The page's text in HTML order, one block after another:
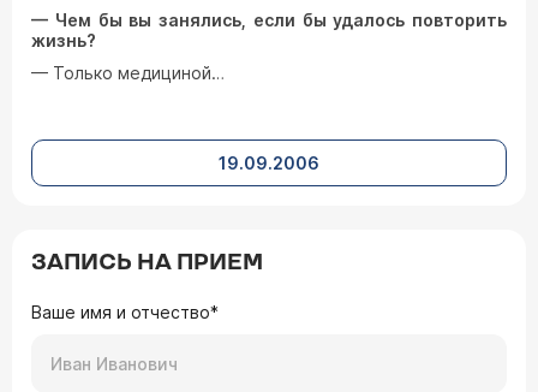
— Чем бы вы занялись, если бы удалось повторить
жизнь?
— Только медициной…
19.09.2006
ЗАПИСЬ НА ПРИЕМ
Ваше имя и отчество*